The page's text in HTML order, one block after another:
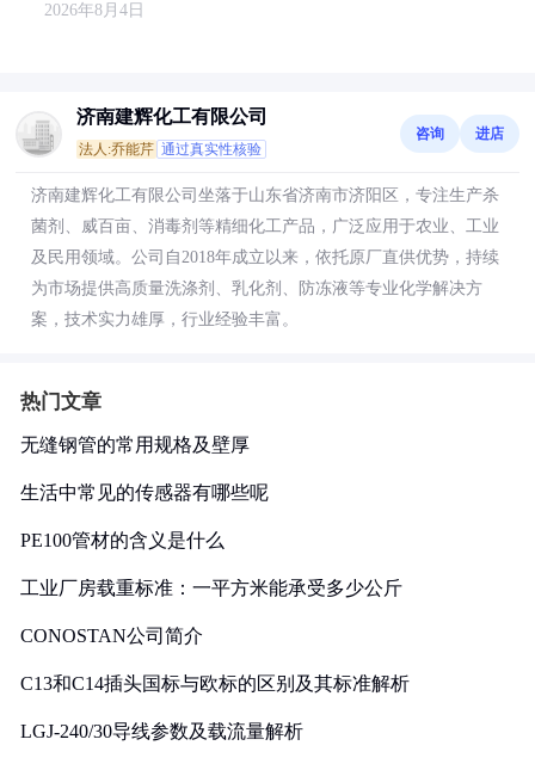
2026年8月4日
济南建辉化工有限公司
法人:乔能芹 通过真实性核验
咨询 进店
济南建辉化工有限公司坐落于山东省济南市济阳区，专注生产杀
菌剂、威百亩、消毒剂等精细化工产品，广泛应用于农业、工业
及民用领域。公司自2018年成立以来，依托原厂直供优势，持续
为市场提供高质量洗涤剂、乳化剂、防冻液等专业化学解决方
案，技术实力雄厚，行业经验丰富。
热门文章
无缝钢管的常用规格及壁厚
生活中常见的传感器有哪些呢
PE100管材的含义是什么
工业厂房载重标准：一平方米能承受多少公斤
CONOSTAN公司简介
C13和C14插头国标与欧标的区别及其标准解析
LGJ-240/30导线参数及载流量解析